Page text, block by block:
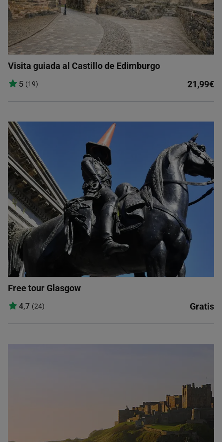
Visita guiada al Castillo de Edimburgo
5 (19) 21,99€
Free tour Glasgow
4,7 (24) Gratis